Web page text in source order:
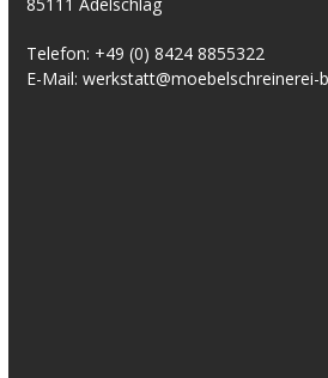
Telefon: +49 (0) 8424 8855322
E-Mail:werkstatt@moebelschreinerei-